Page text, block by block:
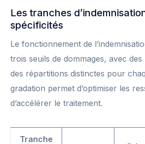
Les tranches
spécificités
Le fonctionnement de
trois seuils de dommages, avec
des répartitions distinctes pour
gradation permet d’optimiser les
d’accélérer le traitement.
Tranche